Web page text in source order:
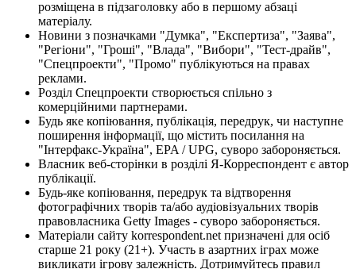
розміщена в підзаголовку або в першому абзаці
матеріалу.
Новини з позначками "Думка", "Експертиза", "Заява",
"Регіони", "Гроші", "Влада", "Вибори", "Тест-драйв",
"Спецпроекти", "Промо" публікуються на правах
реклами.
Розділ Спецпроекти створюється спільно з
комерційними партнерами.
Будь яке копіювання, публікація, передрук, чи наступне
поширення інформації, що містить посилання на
"Інтерфакс-Україна", EPA / UPG, суворо забороняється.
Власник веб-сторінки в розділі Я-Корреспондент є автор
публікації.
Будь-яке копіювання, передрук та відтворення
фотографічних творів та/або аудіовізуальних творів
правовласника Getty Images - суворо забороняється.
Матеріали сайту korrespondent.net призначені для осіб
старше 21 року (21+). Участь в азартних іграх може
викликати ігрову залежність. Дотримуйтесь правил